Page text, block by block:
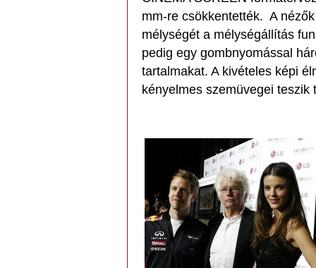
mm-re csökkentették. A
mélységét a mélységállítás
pedig egy gombnyomással
tartalmakat. A kivételes képi
kényelmes szemüvegei teszik